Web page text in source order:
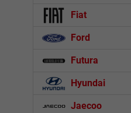
Fiat
Ford
Futura
Hyundai
Jaecoo